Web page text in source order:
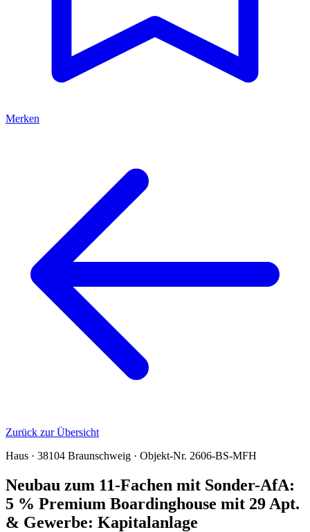
Merken
Zurück zur Übersicht
Haus · 38104 Braunschweig · Objekt-Nr. 2606-BS-MFH
Neubau zum 11-Fachen mit Sonder-AfA:
5 % Premium Boardinghouse mit 29 Apt.
& Gewerbe: Kapitalanlage